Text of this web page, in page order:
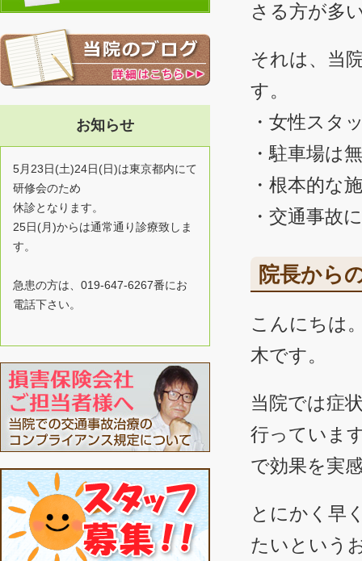
さる方が多
それは、当
す。
・女性スタ
・駐車場は
・根本的な
・交通事故
院長から
こんにちは
木です。
当院では症
行っていま
で効果を実
とにかく早
たいという
お知らせ
5月23日(土)24日(日)は東京都内にて
研修会のため
休診となります。
25日(月)からは通常通り診療致しま
す。
急患の方は、019-647-6267番にお
電話下さい。